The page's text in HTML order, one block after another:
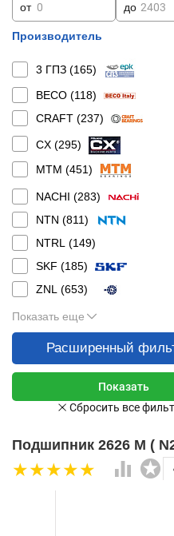
от до
Производитель
3 ГПЗ (165)
BECO (118)
CRAFT (237)
CX (295)
MTM (451)
NACHI (283)
NTN (811)
NTRL (149)
SKF (185)
ZNL (653)
Показать еще
Расширенный
Подшипник 2626 М (